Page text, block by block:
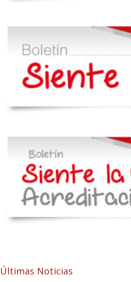
Últimas Noticias